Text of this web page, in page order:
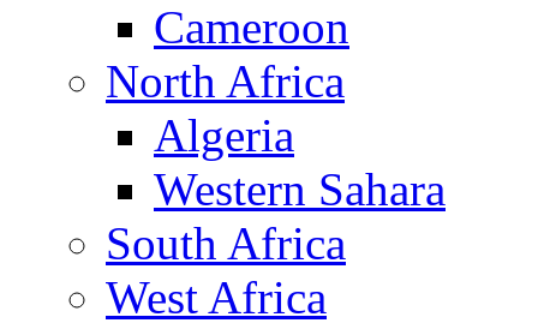
Cameroon
North Africa
Algeria
Western Sahara
South Africa
West Africa